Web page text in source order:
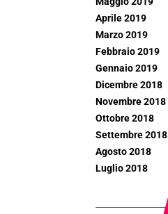
Aprile 2019
Marzo 2019
Febbraio 2019
Gennaio 2019
Dicembre 2018
Novembre 2018
Ottobre 2018
Settembre 2018
Agosto 2018
Luglio 2018